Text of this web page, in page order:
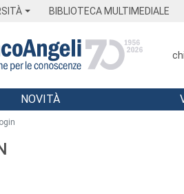
BIBLIOTECA MULTIMEDIALE
NOVITÀ
login